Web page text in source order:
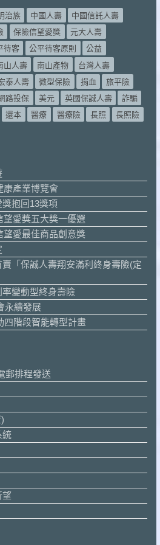
治族 中國人壽
中國信託人壽
保險信望愛獎
元大人壽
待客 公平待客原則
公益
山人壽 南山產物
台灣人壽
泰人壽 微型保險 捐血
旅平險
路投保 美元 英國保誠人壽
詐騙
還本 醫療 醫療險 長照
長照險
康產業博覽會
抱回13獎項
望愛獎五大獎一優選
望愛最佳商品創意獎
「保誠人壽翔安滿利終身壽險(定
變動型終身壽險
永續發展
四階段智能轉型計畫
郵排程發送
統
望